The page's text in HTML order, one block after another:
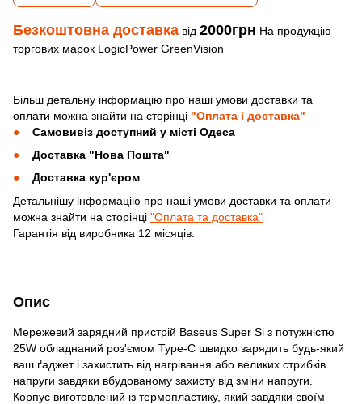
Опис
Мережевий зарядний пристрій Baseus Super Si з потужністю
25W обладнаний роз'ємом Type-C швидко зарядить будь-який
ваш ґаджет і захистить від нагрівання або великих стрибків
напруги завдяки вбудованому захисту від зміни напруги.
Корпус виготовлений із термопластику, який завдяки своїм
Безкоштовна доставка від 2000грн На продукцію
торгових марок LogicPower GreenVision
Більш детальну інформацію про наші умови доставки та
оплати можна знайти на сторінці "Оплата і доставка"
Самовивіз доступний у місті Одеса
Доставка "Нова Пошта"
Доставка кур'єром
Детальнішу інформацію про наші умови доставки та оплати
можна знайти на сторінці "Оплата та доставка"
Гарантія від виробника 12 місяців.